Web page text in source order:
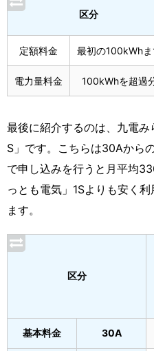
区分
定額料金 最初の100kWh
電力量料金 100kWhを超過
最後に紹介するのは、九電
S」です。こちらは30Aから
で申し込みを行うと月平均
っとも電気」1Sよりも安く
ます。
区分
基本料金 30A